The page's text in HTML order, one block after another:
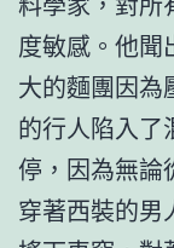
度敏感。他聞
大的麵團因為
的行人陷入了
停，因為無論
穿著西裝的男